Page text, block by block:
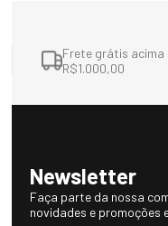
Frete grátis acima
R$1.000,00
Newsletter
Faça parte da nossa
novidades e promoções